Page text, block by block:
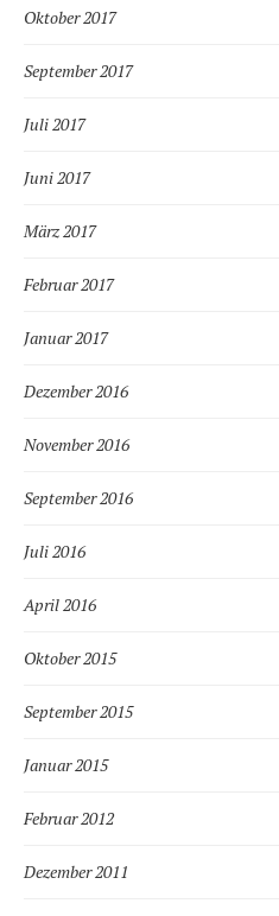
Oktober 2017
September 2017
Juli 2017
Juni 2017
März 2017
Februar 2017
Januar 2017
Dezember 2016
November 2016
September 2016
Juli 2016
April 2016
Oktober 2015
September 2015
Januar 2015
Februar 2012
Dezember 2011